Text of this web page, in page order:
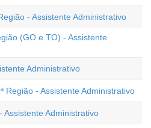
- Assistente Administrativo
(GO e TO) - Assistente
Administrativo
Região - Assistente Administrativo
Assistente Administrativo